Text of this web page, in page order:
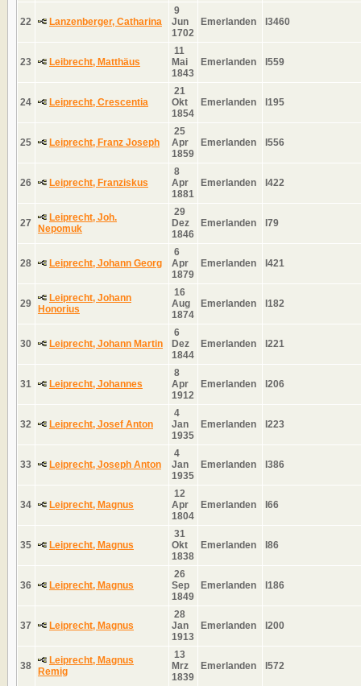
22 Lanzenberger, Catharina
9
Jun
1702
Emerlanden I3460
23 Leibrecht, Matthäus
11
Mai
1843
Emerlanden I559
24 Leiprecht, Crescentia
21
Okt
1854
Emerlanden I195
25 Leiprecht, Franz Joseph
25
Apr
1859
Emerlanden I556
26 Leiprecht, Franziskus
8
Apr
1881
Emerlanden I422
27
Leiprecht, Joh.
Nepomuk
29
Dez
1846
Emerlanden I79
28 Leiprecht, Johann Georg
6
Apr
1879
Emerlanden I421
29
Leiprecht, Johann
Honorius
16
Aug
1874
Emerlanden I182
30 Leiprecht, Johann Martin
6
Dez
1844
Emerlanden I221
31 Leiprecht, Johannes
8
Apr
1912
Emerlanden I206
32 Leiprecht, Josef Anton
4
Jan
1935
Emerlanden I223
33 Leiprecht, Joseph Anton
4
Jan
1935
Emerlanden I386
34 Leiprecht, Magnus
12
Apr
1804
Emerlanden I66
35 Leiprecht, Magnus
31
Okt
1838
Emerlanden I86
36 Leiprecht, Magnus
26
Sep
1849
Emerlanden I186
37 Leiprecht, Magnus
28
Jan
1913
Emerlanden I200
38
Leiprecht, Magnus
Remig
13
Mrz
1839
Emerlanden I572